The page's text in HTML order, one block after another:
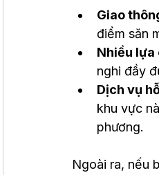
Giao
điểm săn
Nhiều lựa
nghi đầy
Dịch vụ
khu vực
phương.
Ngoài ra, nếu